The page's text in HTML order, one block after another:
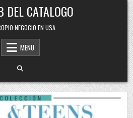
DEL CATALOGO
NEGOCIO EN USA
MENU